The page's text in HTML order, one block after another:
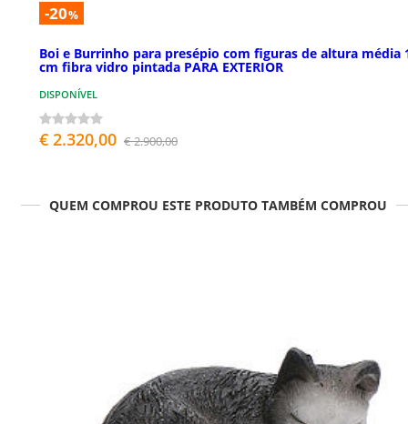
-20%
Boi e Burrinho para presépio com figuras de altura média
cm fibra vidro pintada PARA EXTERIOR
DISPONÍVEL
€ 2.320,00 € 2.900,00
QUEM COMPROU ESTE PRODUTO TAMBÉM COMPROU